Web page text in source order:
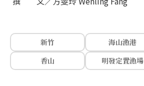
新竹
海山漁港
香山
明發定置漁場